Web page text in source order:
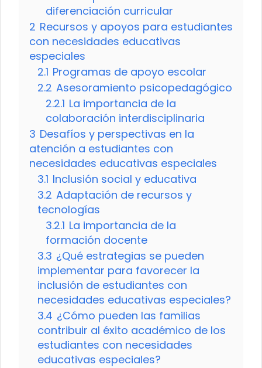
diferenciación curricular
2 Recursos y apoyos para estudiantes
con necesidades educativas
especiales
2.1 Programas de apoyo escolar
2.2 Asesoramiento psicopedagógico
2.2.1 La importancia de la
colaboración interdisciplinaria
3 Desafíos y perspectivas en la
atención a estudiantes con
necesidades educativas especiales
3.1 Inclusión social y educativa
3.2 Adaptación de recursos y
tecnologías
3.2.1 La importancia de la
formación docente
3.3 ¿Qué estrategias se pueden
implementar para favorecer la
inclusión de estudiantes con
necesidades educativas especiales?
3.4 ¿Cómo pueden las familias
contribuir al éxito académico de los
estudiantes con necesidades
educativas especiales?